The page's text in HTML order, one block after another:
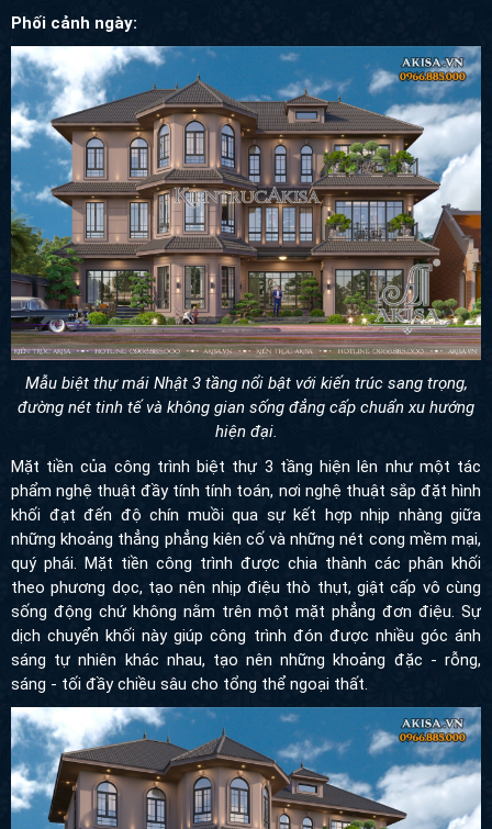
Phối cảnh ngày:
Mẫu biệt thự mái Nhật 3 tầng nổi bật với kiến trúc sang trọng,
đường nét tinh tế và không gian sống đẳng cấp chuẩn xu hướng
hiện đại.
Mặt tiền của công trình biệt thự 3 tầng hiện lên như một tác
phẩm nghệ thuật đầy tính tính toán, nơi nghệ thuật sắp đặt hình
khối đạt đến độ chín muồi qua sự kết hợp nhịp nhàng giữa
những khoảng thẳng phẳng kiên cố và những nét cong mềm mại,
quý phái. Mặt tiền công trình được chia thành các phân khối
theo phương dọc, tạo nên nhịp điệu thò thụt, giật cấp vô cùng
sống động chứ không nằm trên một mặt phẳng đơn điệu. Sự
dịch chuyển khối này giúp công trình đón được nhiều góc ánh
sáng tự nhiên khác nhau, tạo nên những khoảng đặc - rỗng,
sáng - tối đầy chiều sâu cho tổng thể ngoại thất.